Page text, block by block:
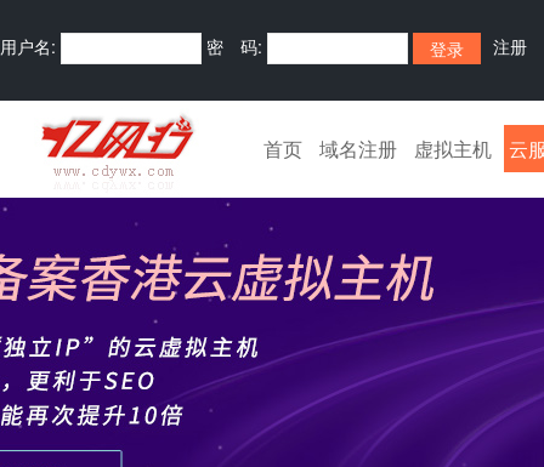
用户名: 密 码: 注册
首页 域名注册 虚拟主机 云